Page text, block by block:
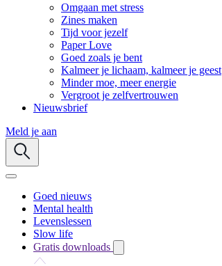
Omgaan met stress
Zines maken
Tijd voor jezelf
Paper Love
Goed zoals je bent
Kalmeer je lichaam, kalmeer je geest
Minder moe, meer energie
Vergroot je zelfvertrouwen
Nieuwsbrief
Meld je aan
Goed nieuws
Mental health
Levenslessen
Slow life
Gratis downloads